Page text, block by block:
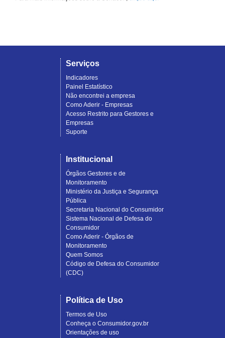
Serviços
Indicadores
Painel Estatístico
Não encontrei a empresa
Como Aderir - Empresas
Acesso Restrito para Gestores e
Empresas
Suporte
Institucional
Órgãos Gestores e de
Monitoramento
Ministério da Justiça e Segurança
Pública
Secretaria Nacional do Consumidor
Sistema Nacional de Defesa do
Consumidor
Como Aderir - Órgãos de
Monitoramento
Quem Somos
Código de Defesa do Consumidor
(CDC)
Política de Uso
Termos de Uso
Conheça o Consumidor.gov.br
Orientações de uso